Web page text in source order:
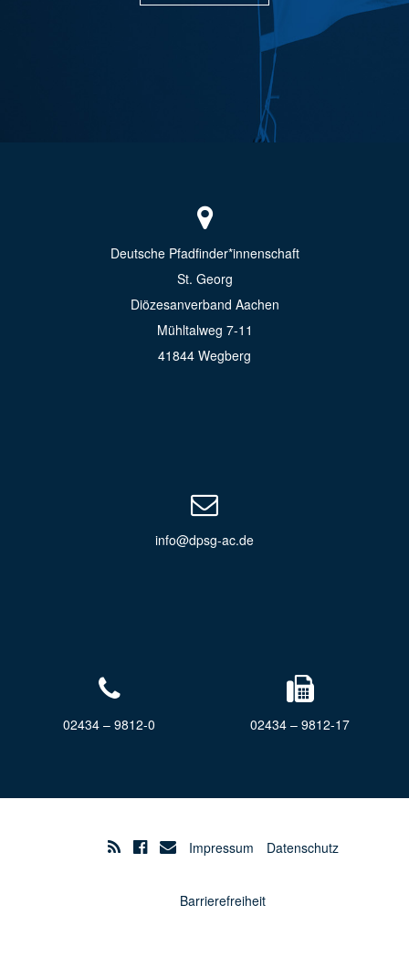
Deutsche Pfadfinder*innenschaft
St. Georg
Diözesanverband Aachen
Mühltalweg 7-11
41844 Wegberg
info@dpsg-ac.de
02434 – 9812-0 02434 – 9812-17
Impressum Datenschutz
Barrierefreiheit